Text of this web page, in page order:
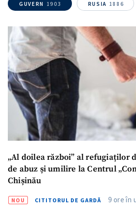
GUVERN 1903 RUSIA 1886
„Al doilea război” al refugiaților
de abuz și umilire la Centrul
Chișinău
NOU CITITORUL DE GARDĂ 9 ore în